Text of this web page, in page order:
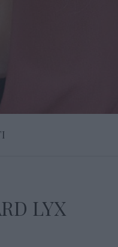
LYX